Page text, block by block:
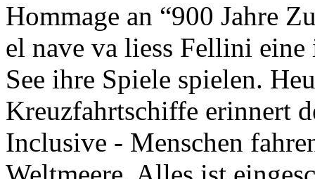
Hommage an “900 Jahre
el nave va liess Fellini
See ihre Spiele spielen.
Kreuzfahrtschiffe erinnert
Inclusive - Menschen